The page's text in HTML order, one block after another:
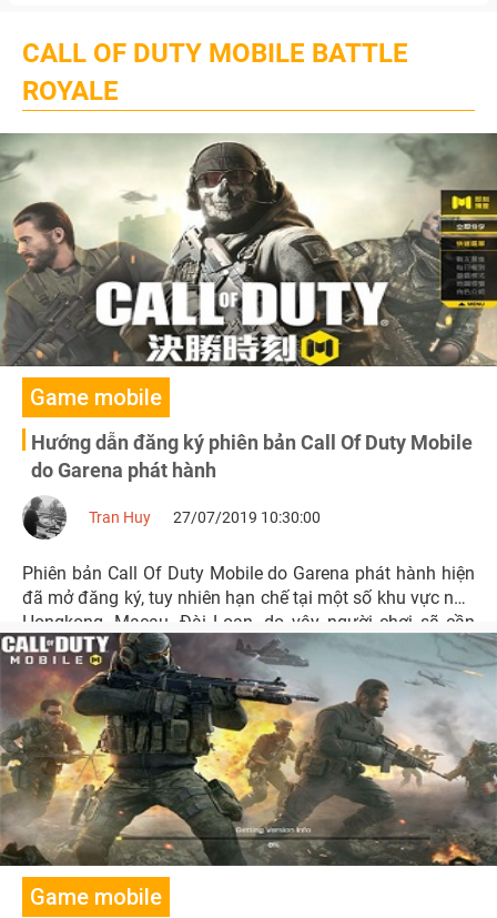
CALL OF DUTY MOBILE BATTLE
ROYALE
Game mobile
Hướng dẫn đăng ký phiên bản Call Of Duty Mobile
do Garena phát hành
Tran Huy 27/07/2019 10:30:00
Phiên bản Call Of Duty Mobile do Garena phát hành hiện
đã mở đăng ký, tuy nhiên hạn chế tại một số khu vực như
Hongkong, Macau, Đài Loan, do vậy người chơi sẽ cần
phải sử dụng một số thủ thuật.
Game mobile